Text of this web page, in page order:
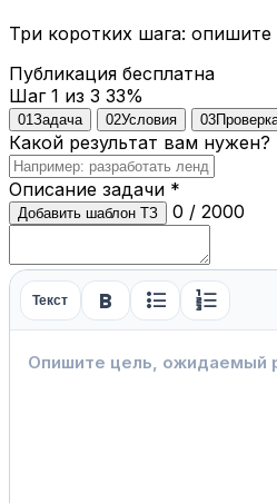
Три коротких шага: опишите
Публикация бесплатна
Шаг 1 из 3 33%
01 Задача 02Условия 03
Какой результат вам нужен?
Описание задачи *
Добавить шаблон ТЗ 0 / 2000
Текст format_bold format_list_bulleted format_list_numbered